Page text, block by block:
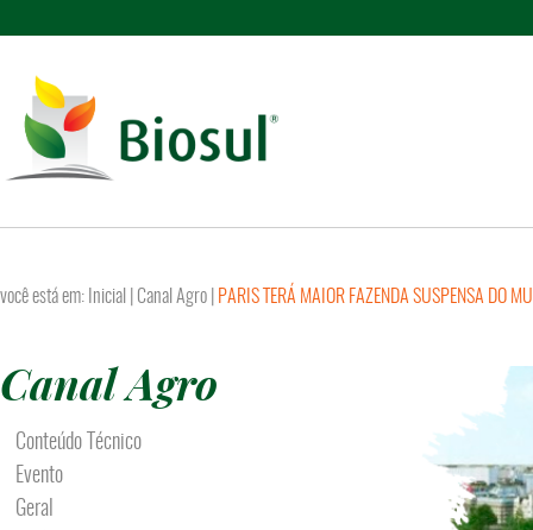
você está em: Inicial Canal Agro PARIS TERÁ MAIOR FAZENDA SUSPENSA DO
Canal Agro
Conteúdo Técnico
Evento
Geral